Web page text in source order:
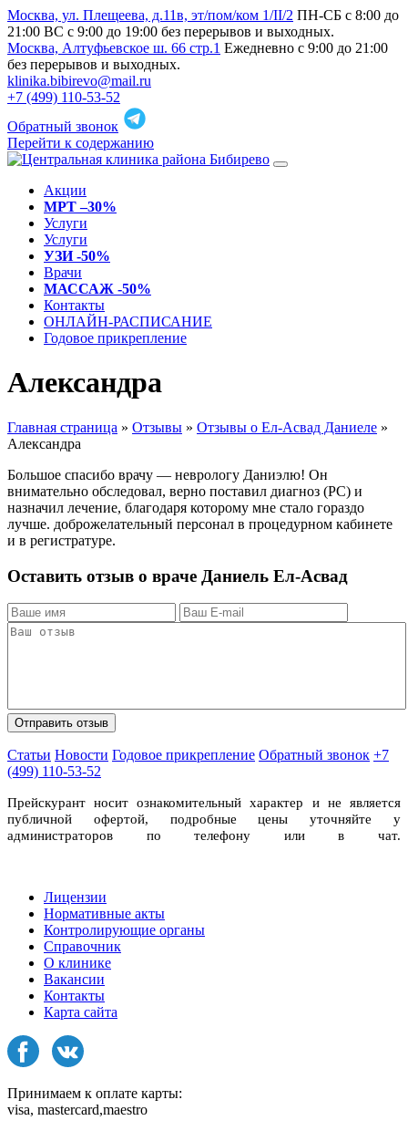
Москва, ул. Плещеева, д.11в, эт/пом/ком 1/II/2 ПН-СБ с 8:00 до
21:00 ВС с 9:00 до 19:00 без перерывов и выходных.
Москва, Алтуфьевское ш. 66 стр.1 Ежедневно с 9:00 до 21:00
без перерывов и выходных.
klinika.bibirevo@mail.ru
+7 (499) 110-53-52
Обратный звонок
Перейти к содержанию
Акции
МРТ –30%
Услуги
Услуги
УЗИ -50%
Врачи
МАССАЖ -50%
Контакты
ОНЛАЙН-РАСПИСАНИЕ
Годовое прикрепление
Александра
Главная страница » Отзывы » Отзывы о Ел-Асвад Даниеле »
Александра
Большое спасибо врачу — неврологу Даниэлю! Он
внимательно обследовал, верно поставил диагноз (РС) и
назначил лечение, благодаря которому мне стало гораздо
лучше. доброжелательный персонал в процедурном кабинете
и в регистратуре.
Оставить отзыв о враче Даниель Ел-Асвад
Статьи Новости Годовое прикрепление Обратный звонок +7
(499) 110-53-52
Прейскурант носит ознакомительный характер и не является
публичной офертой, подробные цены уточняйте у
администраторов по телефону или в чат.
Лицензии
Нормативные акты
Контролирующие органы
Справочник
О клинике
Вакансии
Контакты
Карта сайта
Принимаем к оплате карты:
visa, mastercard,maestro